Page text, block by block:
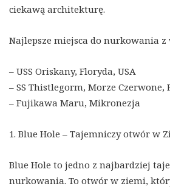
ciekawą architekturę.
Najlepsze miejsca do nurkowania
– USS Oriskany, Floryda, USA
– SS Thistlegorm, Morze Czerwone,
– Fujikawa Maru, Mikronezja
1. Blue Hole – Tajemniczy otwór w
Blue Hole to jedno z najbardziej
nurkowania. To otwór w ziemi,